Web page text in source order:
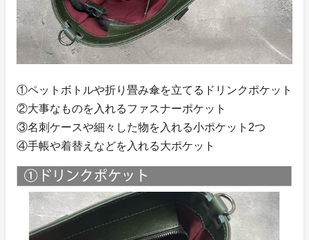
①ペットボトルや折り畳み傘を立てるドリンクポケット
②大事なものを入れるファスナーポケット
③名刺ケースや細々した物を入れる小ポケット2つ
④手帳や着替えなどを入れる大ポケット